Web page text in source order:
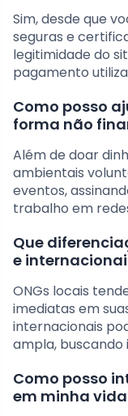
Sim, desde que
seguras e
legitimidade do
pagamento
Como posso
forma não
Além de doar
ambientais
eventos,
trabalho em
Que
e
ONGs locais
imediatas em
internacionais
ampla,
Como posso
em minha